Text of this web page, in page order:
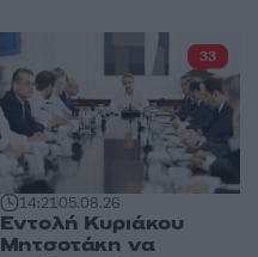
14:2105.08.26
Εντολή Κυριάκου
Μητσοτάκη να
33